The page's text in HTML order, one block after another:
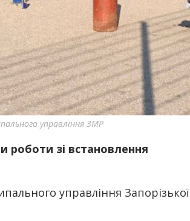
управління ЗМР
роботи зі встановлення
управління Запорізької